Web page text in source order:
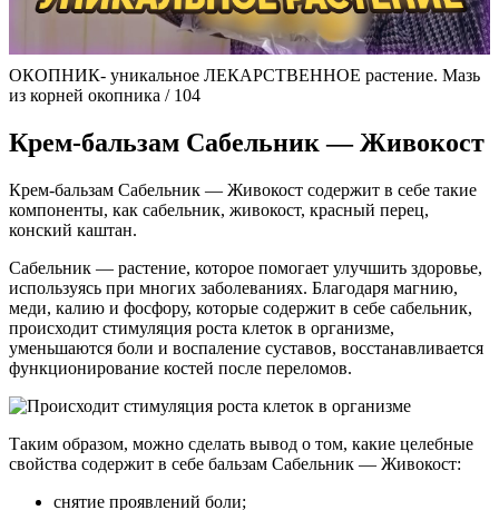
ОКОПНИК- уникальное ЛЕКАРСТВЕННОЕ растение. Мазь
из корней окопника / 104
Крем-бальзам Сабельник — Живокост
Крем-бальзам Сабельник — Живокост содержит в себе такие
компоненты, как сабельник, живокост, красный перец,
конский каштан.
Сабельник — растение, которое помогает улучшить здоровье,
используясь при многих заболеваниях. Благодаря магнию,
меди, калию и фосфору, которые содержит в себе сабельник,
происходит стимуляция роста клеток в организме,
уменьшаются боли и воспаление суставов, восстанавливается
функционирование костей после переломов.
Таким образом, можно сделать вывод о том, какие целебные
свойства содержит в себе бальзам Сабельник — Живокост:
снятие проявлений боли;